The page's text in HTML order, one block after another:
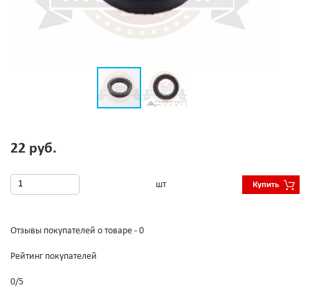
22 руб.
шт Купить
Отзывы покупателей о товаре - 0
Рейтинг покупателей
0/5